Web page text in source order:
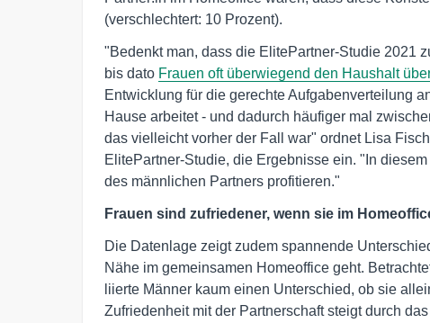
(verschlechtert: 10 Prozent).
"Bedenkt man, dass die ElitePartner-Studie 2021
bis dato Frauen oft überwiegend den Haushalt
Entwicklung für die gerechte Aufgabenverteilung
Hause arbeitet - und dadurch häufiger mal
das vielleicht vorher der Fall war" ordnet Lisa
ElitePartner-Studie, die Ergebnisse ein. "In
des männlichen Partners profitieren."
Frauen sind zufriedener, wenn sie im
Die Datenlage zeigt zudem spannende
Nähe im gemeinsamen Homeoffice geht.
liierte Männer kaum einen Unterschied, ob sie
Zufriedenheit mit der Partnerschaft steigt durch